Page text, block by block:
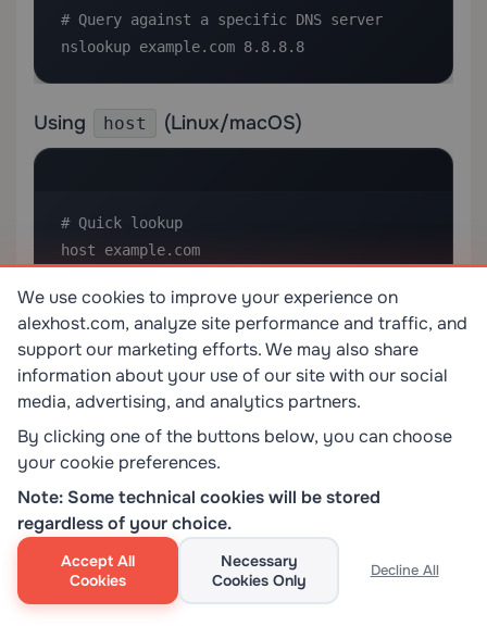
# Query against a specific DNS server
nslookup example.com 8.8.8.8
Using host (Linux/macOS)
# Quick lookup
host example.com
# Specific record type
host -t MX example.com
Тези инструменти са безценни, когато трябва да
направите заявка към конкретни DNS сървъри, да
тествате резолюцията от перспективата на вашия
сървър или да скриптирате автоматизирано DNS
мониториране.
DNS Best Practices за собственици и
администратори на уебсайтове
We use cookies to improve your experience on
alexhost.com, analyze site performance and traffic, and
support our marketing efforts. We may also share
information about your use of our site with our social
media, advertising, and analytics partners.
By clicking one of the buttons below, you can choose
your cookie preferences.
Note: Some technical cookies will be stored
regardless of your choice.
Accept All
Cookies
Necessary
Cookies Only
Decline All